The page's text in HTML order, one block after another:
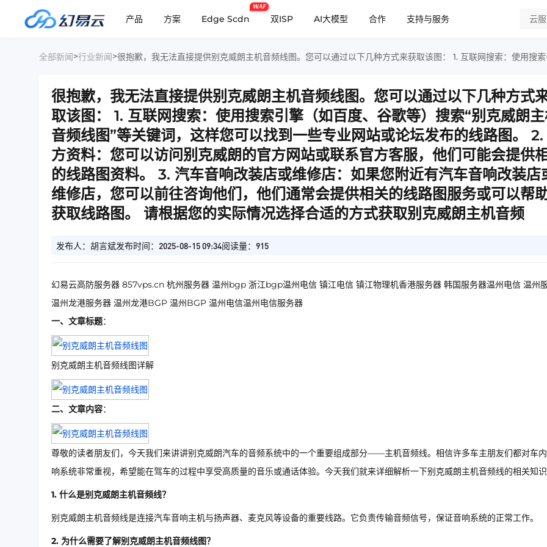
产品 方案 Edge Scdn
WAF
双ISP AI大模型 合作
支持与服务
全部新闻>行业新闻>
很抱歉，我无法直接提供别克威朗主机音频线图。您可以通过以下几种方式
取该图： 1. 互联网搜索：使用搜索引擎（如百度、谷歌等）搜索“别克威朗
音频线图”等关键词，这样您可以找到一些专业网站或论坛发布的线路图。 2.
方资料：您可以访问别克威朗的官方网站或联系官方客服，他们可能会提供
的线路图资料。 3. 汽车音响改装店或维修店：如果您附近有汽车音响改装店
维修店，您可以前往咨询他们，他们通常会提供相关的线路图服务或可以帮
获取线路图。 请根据您的实际情况选择合适的方式获取别克威朗主机音频
发布人：胡言斌发布时间：2025-08-15 09:34阅读量：915
幻易云高防服务器 857vps.cn 杭州服务器 温州bgp 浙江bgp温州电信 镇江电信 镇江物理机香港服务器 韩国服务器温州电信 温州
温州龙港服务器 温州龙港BGP 温州BGP 温州电信温州电信服务器
一、文章标题：
别克威朗主机音频线图详解
二、文章内容：
尊敬的读者朋友们，今天我们来讲讲别克威朗汽车的音频系统中的一个重要组成部分——主机音频线。相信许多车主朋友们都对车
响系统非常重视，希望能在驾车的过程中享受高质量的音乐或通话体验。今天我们就来详细解析一下别克威朗主机音频线的相关知识
1. 什么是别克威朗主机音频线？
别克威朗主机音频线是连接汽车音响主机与扬声器、麦克风等设备的重要线路。它负责传输音频信号，保证音响系统的正常工作。
2. 为什么需要了解别克威朗主机音频线图？